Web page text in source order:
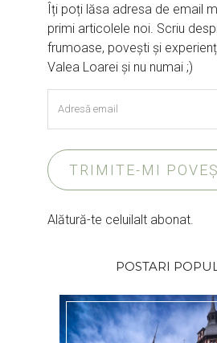
Îți poți lăsa adresa de email
primi articolele noi. Scriu
frumoase, povești și
Valea Loarei și nu numai ;)
email
TRIMITE-MI
Alătură-te celuilalt abonat.
POSTARI